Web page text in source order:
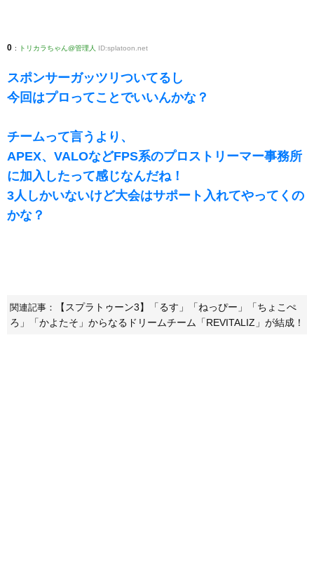
0 : トリカラちゃん@管理人 ID:splatoon.net
スポンサーガッツリついてるし
今回はプロってことでいいんかな？
チームって言うより、
APEX、VALOなどFPS系のプロストリーマー事務所
に加入したって感じなんだね！
3人しかいないけど大会はサポート入れてやってくの
かな？
関連記事：
【スプラトゥーン3】「るす」「ねっぴー」「ちょこぺ
ろ」「かよたそ」からなるドリームチーム「REVITALIZ」が結成！